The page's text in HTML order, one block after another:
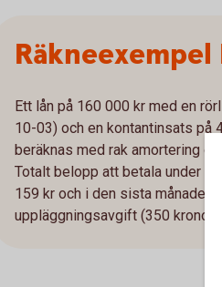
Ett lån på 160 000 kr med en
10-03) och en kontantinsats på
beräknas med rak amortering
Totalt belopp att betala under
159 kr och i den sista månaden
uppläggningsavgift (350 kronor